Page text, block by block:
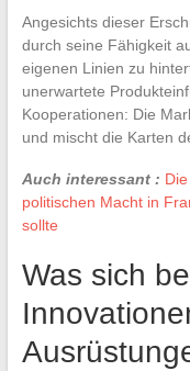
Angesichts dieser
durch seine Fähigkeit
eigenen Linien zu
unerwartete
Kooperationen: Die
und mischt die Karten
Auch interessant :
politischen Macht in
sollte
Was sich